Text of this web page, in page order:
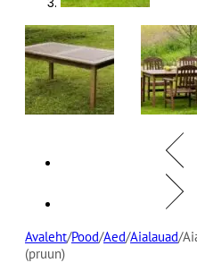
Avaleht/Pood/Aed/Aialauad/
(pruun)